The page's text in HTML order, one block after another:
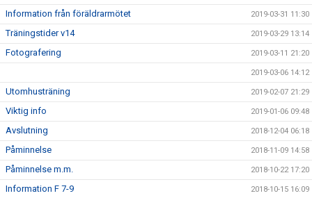
Information från föräldrarmötet 2019-03-31 11:30
Träningstider v14 2019-03-29 13:14
Fotografering 2019-03-11 21:20
2019-03-06 14:12
Utomhusträning 2019-02-07 21:29
Viktig info 2019-01-06 09:48
Avslutning 2018-12-04 06:18
Påminnelse 2018-11-09 14:58
Påminnelse m.m. 2018-10-22 17:20
Information F 7-9 2018-10-15 16:09